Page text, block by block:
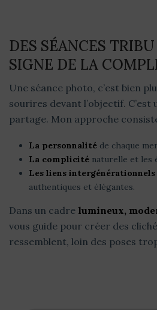
DES SÉANCES
SIGNE DE LA
Une séance photo, c’est bien
sourires devant l’objectif. C’est
partage. Mon approche
La personnalitéde chaque
La compliciténaturelle et les
Les liens intergénérationnels
authentiques et élégantes.
Dans un cadre lumineux,
vous guide pour créer des
ressemblent, loin des poses